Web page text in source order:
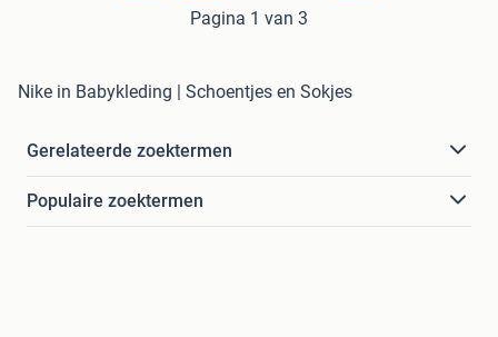
Pagina 1 van 3
Nike in Babykleding | Schoentjes en Sokjes
Gerelateerde zoektermen
Populaire zoektermen